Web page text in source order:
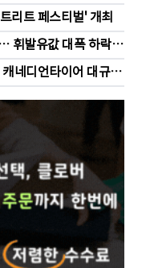
리트 페스티벌' 개최
휘발유값 대폭 하락
네디언타이어 대규모